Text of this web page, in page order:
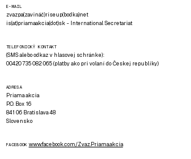
E-MAIL
zvazpa(zavináč)riseup(bodka)net
is(at)priamaakcia(dot)sk - International Secretariat
TELEFONICKÝ KONTAKT
(SMS alebo odkaz v hlasovej schránke):
00420 735 082 065 (platby ako pri volaní do Českej republiky)
ADRESA
Priama akcia
P.O. Box 16
841 06 Bratislava 48
Slovensko
FACEBOOK www.facebook.com/Zvaz.Priama.akcia